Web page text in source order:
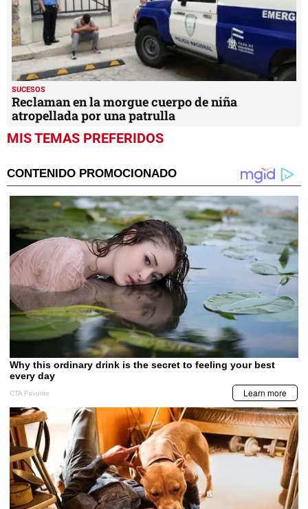
SUCESOS
Reclaman en la morgue cuerpo de niña
atropellada por una patrulla
MIS TEMAS PREFERIDOS